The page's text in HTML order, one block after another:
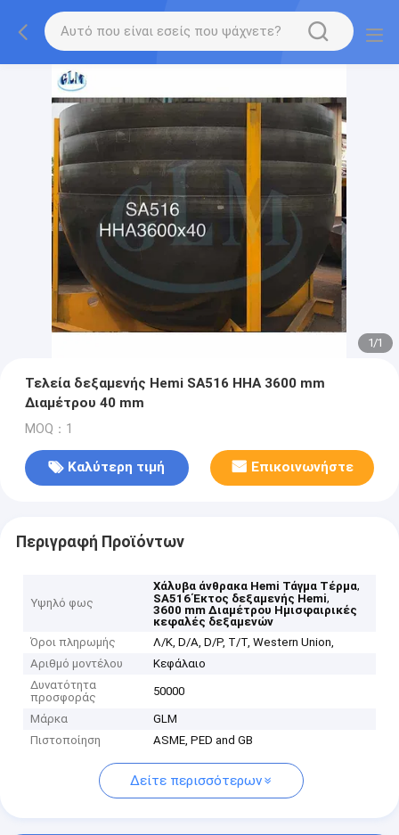
1/1
Τελεία δεξαμενής Hemi SA516 HHA 3600 mm
Διαμέτρου 40 mm
MOQ：1
Καλύτερη τιμή Επικοινωνήστε
Περιγραφή Προϊόντων
Υψηλό φως
Χάλυβα άνθρακα Hemi Τάγμα Τέρμα,
SA516 Έκτος δεξαμενής Hemi,
3600 mm Διαμέτρου Ημισφαιρικές
κεφαλές δεξαμενών
Όροι πληρωμής
Λ/Κ, D/A, D/P, T/T, Western Union,
Αριθμό μοντέλου
Κεφάλαιο
Δυνατότητα
προσφοράς
50000
Μάρκα
GLM
Πιστοποίηση
ASME, PED and GB
Δείτε περισσότερων